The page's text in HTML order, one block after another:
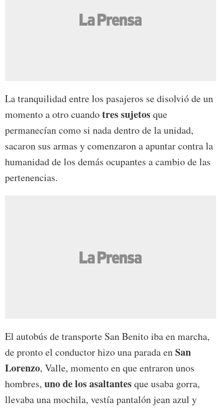
La tranquilidad entre los pasajeros se disolvió de un
momento a otro cuandotres sujetosque
permanecían como si nada dentro de la unidad,
sacaron sus armas y comenzaron a apuntar contra la
humanidad de los demás ocupantes a cambio de las
pertenencias.
El autobús de transporte San Benito iba en marcha,
de pronto el conductor hizo una parada enSan
Lorenzo, Valle, momento en que entraron unos
hombres, uno de los asaltantesque usaba gorra,
llevaba una mochila, vestía pantalón jean azul y